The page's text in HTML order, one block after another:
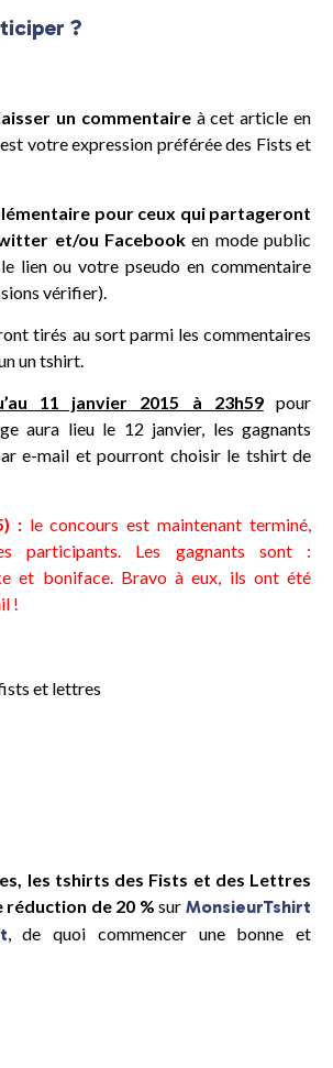
?
un commentaireà cet article en
votre expression préférée des Fists et
pour ceux qui partageront
et/ou Facebooken mode public
lien ou votre pseudo en commentaire
vérifier).
tirés au sort parmi les commentaires
un tshirt.
11 janvier 2015 à 23h59pour
aura lieu le 12 janvier, les gagnants
e-mail et pourront choisir le tshirt de
:le concours est maintenant terminé,
participants. Les gagnants sont :
et boniface. Bravo à eux, ils ont été
!
les tshirts des Fists et des Lettres
réduction de 20 % surMonsieurTshirt
, de quoi commencer une bonne et